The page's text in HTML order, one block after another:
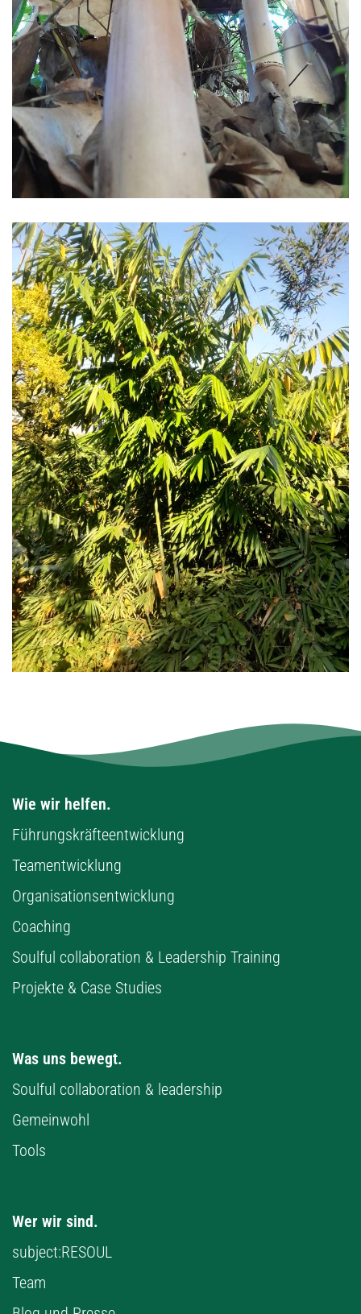
Wie wir helfen.
Führungskräfteentwicklung
Teamentwicklung
Organisationsentwicklung
Coaching
Soulful collaboration & Leadership Training
Projekte & Case Studies
Was uns bewegt.
Soulful collaboration & leadership
Gemeinwohl
Tools
Wer wir sind.
subject:RESOUL
Team